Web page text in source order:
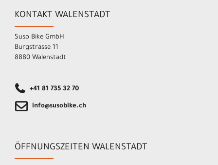
KONTAKT WALENSTADT
Suso Bike GmbH
Burgstrasse 11
8880 Walenstadt
+41 81 735 32 70
info@susobike.ch
ÖFFNUNGSZEITEN WALENSTADT